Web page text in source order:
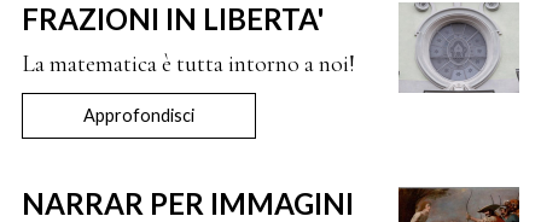
FRAZIONI IN LIBERTA'
La matematica è tutta intorno a noi!
Approfondisci
NARRAR PER IMMAGINI